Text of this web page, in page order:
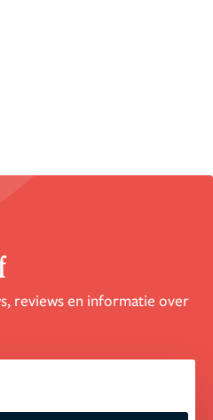
reviews en informatie over